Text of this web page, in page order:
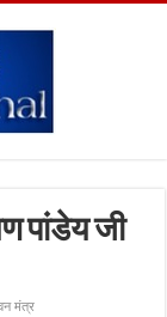
पांडेय जी
मंत्र